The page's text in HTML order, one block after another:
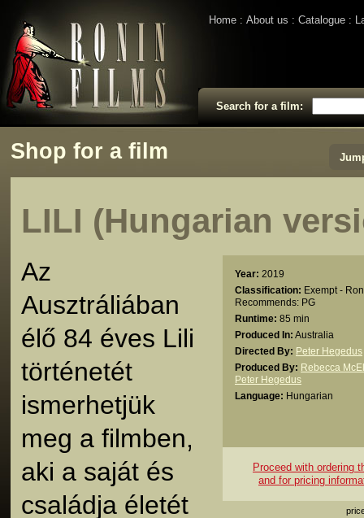
Home About us Catalogue
Search for a film:
Shop for a film
LILI (Hungarian
Year: 2019
Classification: Exempt -
Recommends: PG
Runtime: 85 min
Produced In: Australia
Directed By: Peter Hegedus
Produced By: Rebecca
Peter Hegedus
Language: Hungarian
Proceed with ordering
and for pricing
Az
Ausztráliában
élő 84 éves Lili
történetét
ismerhetjük
meg a filmben,
aki a saját és
családja életét